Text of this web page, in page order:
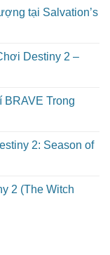
tại Salvation’s
Destiny 2 –
Trong
2: Season of
2 (The Witch